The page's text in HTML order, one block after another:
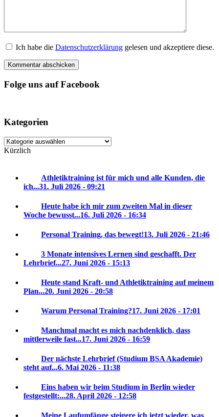
Ich habe die Datenschutzerklärung gelesen und akzeptiere diese.
Folge uns auf Facebook
Kategorien
Kategorien
Kürzlich
Athletiktraining ist für mich und alle Kunden, die
ich...31. Juli 2026 - 09:21
Heute habe ich mir zum zweiten Mal in dieser
Woche bewusst...16. Juli 2026 - 16:34
Personal Training, das bewegt!13. Juli 2026 - 21:46
3 Monate intensives Lernen sind geschafft. Der
Lehrbrief...27. Juni 2026 - 15:13
Heute stand Kraft- und Athletiktraining auf meinem
Plan...20. Juni 2026 - 20:58
Warum Personal Training?17. Juni 2026 - 17:01
Manchmal macht es mich nachdenklich, dass
mittlerweile fast...17. Juni 2026 - 16:59
Der nächste Lehrbrief (Studium BSA Akademie)
steht auf...6. Mai 2026 - 11:38
Eins haben wir beim Studium in Berlin wieder
festgestellt:...28. April 2026 - 12:58
Meine Laufumfänge steigere ich jetzt wieder, was